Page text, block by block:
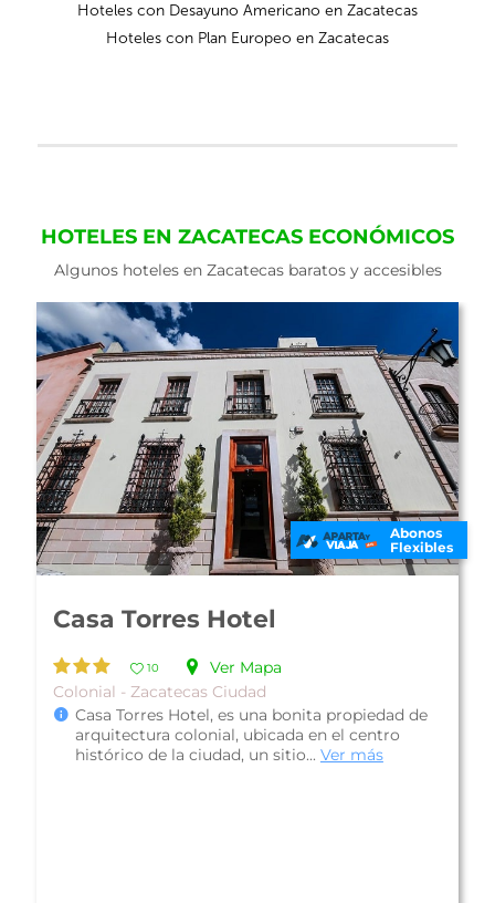
Hoteles con Desayuno Americano en Zacatecas
Hoteles con Plan Europeo en Zacatecas
HOTELES EN ZACATECAS ECONÓMICOS
Algunos hoteles en Zacatecas baratos y accesibles
Abonos
Flexibles
Hotel Parador Zacatecas
Ver Mapa
Familiar - Zacatecas Ciudad
Hotel Parador Zacatecas, está ubicado a tan
sólo 10 minutos del centro histórico de
Zacatecas, rodeado de amplios jardines...